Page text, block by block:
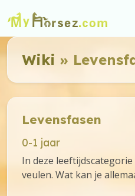
Wiki »
Levensfasen
0-1 jaar
In deze
veulen. Wat kan je